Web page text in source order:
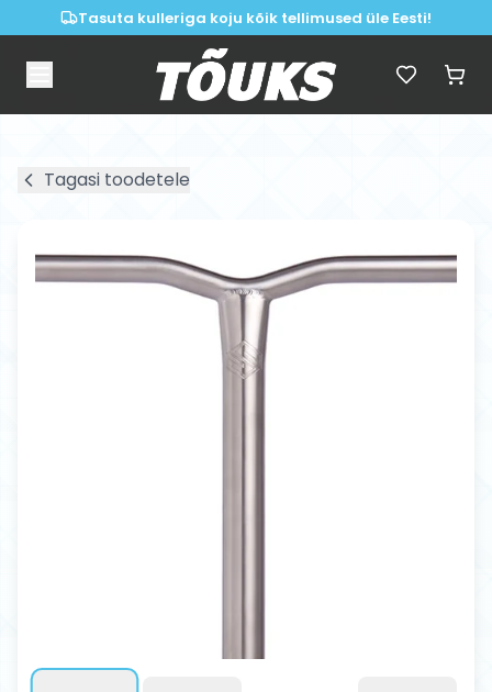
Tasuta kulleriga koju kõik tellimused üle Eesti!
Tagasi toodetele